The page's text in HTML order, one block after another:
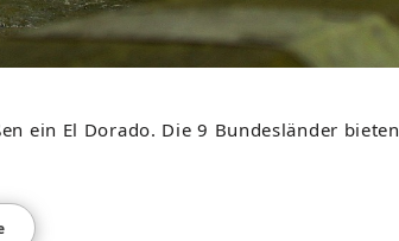
ein El Dorado. Die 9 Bundesländer bieten